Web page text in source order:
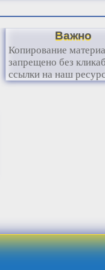
Важно
Копирование
запрещено без
ссылки на наш